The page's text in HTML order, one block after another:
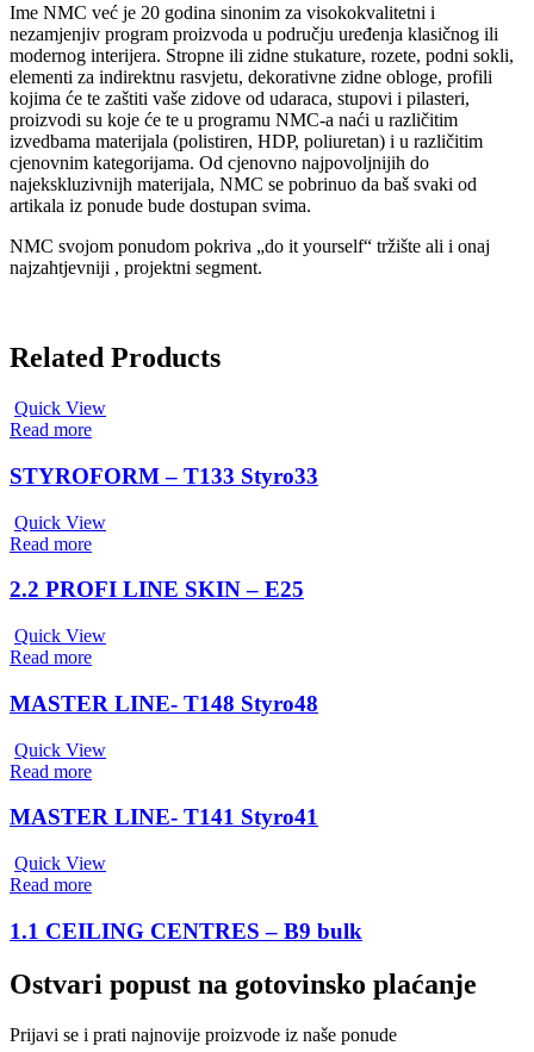
Ime NMC već je 20 godina sinonim za visokokvalitetni i
nezamjenjiv program proizvoda u području uređenja klasičnog ili
modernog interijera. Stropne ili zidne stukature, rozete, podni sokli,
elementi za indirektnu rasvjetu, dekorativne zidne obloge, profili
kojima će te zaštiti vaše zidove od udaraca, stupovi i pilasteri,
proizvodi su koje će te u programu NMC-a naći u različitim
izvedbama materijala (polistiren, HDP, poliuretan) i u različitim
cjenovnim kategorijama. Od cjenovno najpovoljnijih do
najekskluzivnijh materijala, NMC se pobrinuo da baš svaki od
artikala iz ponude bude dostupan svima.
NMC svojom ponudom pokriva „do it yourself“ tržište ali i onaj
najzahtjevniji , projektni segment.
Related Products
Quick View
Read more
STYROFORM – T133 Styro33
Quick View
Read more
2.2 PROFI LINE SKIN – E25
Quick View
Read more
MASTER LINE- T148 Styro48
Quick View
Read more
MASTER LINE- T141 Styro41
Quick View
Read more
1.1 CEILING CENTRES – B9 bulk
Ostvari popust na gotovinsko plaćanje
Prijavi se i prati najnovije proizvode iz naše ponude